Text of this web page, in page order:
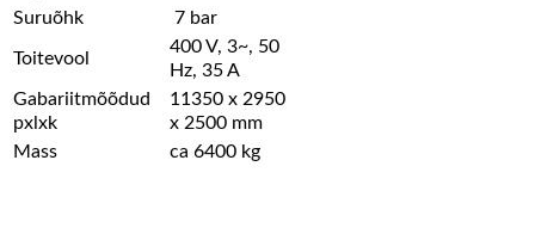
Suruõhk 7 bar
Toitevool
400 V, 3~, 50
Hz, 35 A
Gabariitmõõdud
pxlxk
11350 x 2950
x 2500 mm
Mass
ca 6400 kg